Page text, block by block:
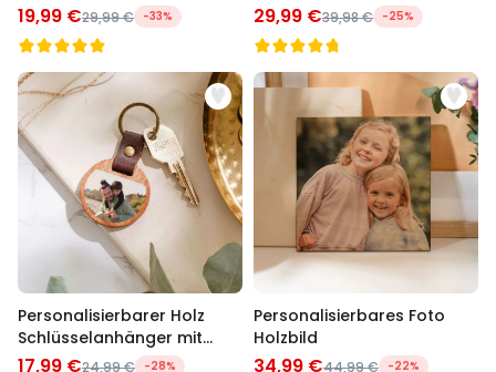
19,99 €29,99 € -33% 29,99 €39,98 € -25%
Personalisierbarer Holz
Schlüsselanhänger mit
Foto
17,99 €24,99 € -28%
Personalisierbares Foto
Holzbild
34,99 €44,99 € -22%